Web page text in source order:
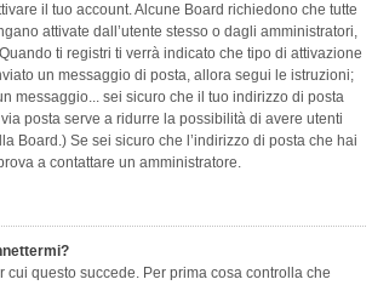
il tuo account. Alcune Board richiedono che tutte
attivate dall’utente stesso o dagli amministratori,
ti registri ti verrà indicato che tipo di attivazione
un messaggio di posta, allora segui le istruzioni;
messaggio... sei sicuro che il tuo indirizzo di posta
posta serve a ridurre la possibilità di avere utenti
Board.) Se sei sicuro che l’indirizzo di posta che hai
a contattare un amministratore.
cui questo succede. Per prima cosa controlla che